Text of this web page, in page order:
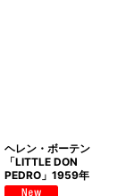
ヘレン・ボーテン
「LITTLE DON
PEDRO」1959年